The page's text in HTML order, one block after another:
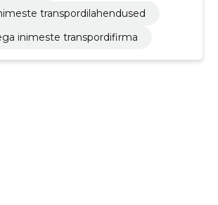
transpordilahendused
inimeste transpordifirma